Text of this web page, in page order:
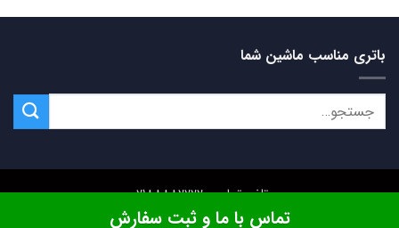
باتری مناسب ماشین شما
تلفن تماس: 02188882222
تمامی حقوق این وبسایت متعلق بهکیان باتری
تماس با ما و ثبت سفارش